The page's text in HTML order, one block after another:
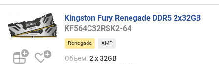
м
а
м
т
Kingston Fury Renegade DDR5 2x32GB
KF564C32RSK2-64
Renegade XMP
Объем: 2 x 32GB